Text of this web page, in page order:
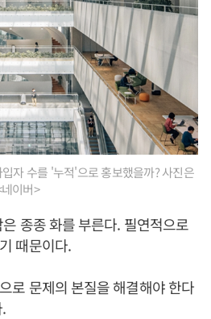
자 수를 '누적'으로 홍보했을까? 사진은
이버>
종종 화를 부른다. 필연적으로
때문이다.
로 문제의 본질을 해결해야 한다